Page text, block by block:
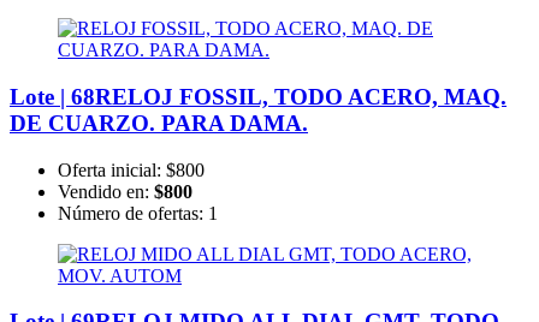
Lote | 68RELOJ FOSSIL, TODO ACERO, MAQ.
DE CUARZO. PARA DAMA.
Oferta inicial: $800
Vendido en: $800
Número de ofertas: 1